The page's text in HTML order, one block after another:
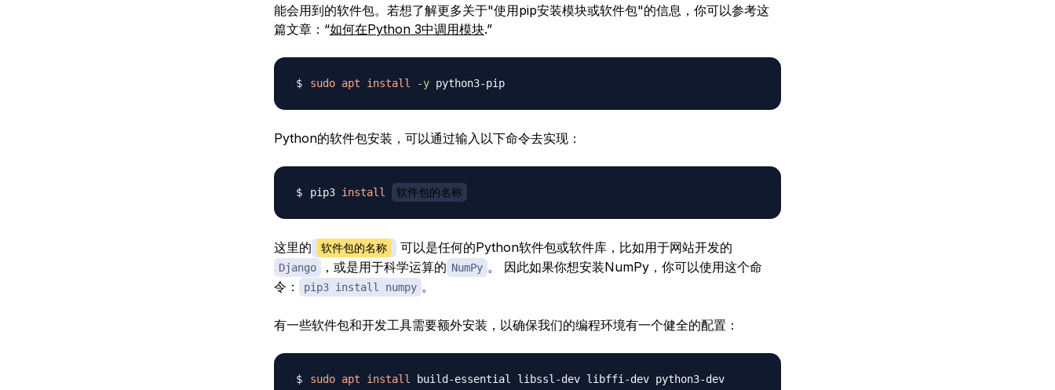
能会用到的软件包。若想了解更多关于"使用pip安装模块或软件包"的信息，你可以参考这
篇文章：“如何在Python 3中调用模块.”
sudo apt install -y python3-pip
Python的软件包安装，可以通过输入以下命令去实现：
pip3 install 软件包的名称
这里的 软件包的名称 可以是任何的Python软件包或软件库，比如用于网站开发的
Django ，或是用于科学运算的 NumPy 。 因此如果你想安装NumPy，你可以使用这个命
令：
pip3 install numpy 。
有一些软件包和开发工具需要额外安装，以确保我们的编程环境有一个健全的配置：
sudo apt install build-essential libssl-dev libffi-dev python3-dev